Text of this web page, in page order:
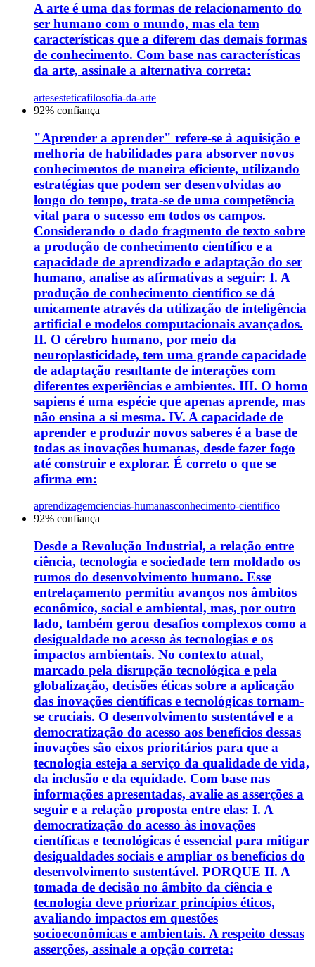
A arte é uma das formas de relacionamento do
ser humano com o mundo, mas ela tem
características que a diferem das demais formas
de conhecimento. Com base nas características
da arte, assinale a alternativa correta:
artesesteticafilosofia-da-arte
92% confiança
"Aprender a aprender" refere-se à aquisição e
melhoria de habilidades para absorver novos
conhecimentos de maneira eficiente, utilizando
estratégias que podem ser desenvolvidas ao
longo do tempo, trata-se de uma competência
vital para o sucesso em todos os campos.
Considerando o dado fragmento de texto sobre
a produção de conhecimento científico e a
capacidade de aprendizado e adaptação do ser
humano, analise as afirmativas a seguir: I. A
produção de conhecimento científico se dá
unicamente através da utilização de inteligência
artificial e modelos computacionais avançados.
II. O cérebro humano, por meio da
neuroplasticidade, tem uma grande capacidade
de adaptação resultante de interações com
diferentes experiências e ambientes. III. O homo
sapiens é uma espécie que apenas aprende, mas
não ensina a si mesma. IV. A capacidade de
aprender e produzir novos saberes é a base de
todas as inovações humanas, desde fazer fogo
até construir e explorar. É correto o que se
afirma em:
aprendizagemciencias-humanasconhecimento-cientifico
92% confiança
Desde a Revolução Industrial, a relação entre
ciência, tecnologia e sociedade tem moldado os
rumos do desenvolvimento humano. Esse
entrelaçamento permitiu avanços nos âmbitos
econômico, social e ambiental, mas, por outro
lado, também gerou desafios complexos como a
desigualdade no acesso às tecnologias e os
impactos ambientais. No contexto atual,
marcado pela disrupção tecnológica e pela
globalização, decisões éticas sobre a aplicação
das inovações científicas e tecnológicas tornam-
se cruciais. O desenvolvimento sustentável e a
democratização do acesso aos benefícios dessas
inovações são eixos prioritários para que a
tecnologia esteja a serviço da qualidade de vida,
da inclusão e da equidade. Com base nas
informações apresentadas, avalie as asserções a
seguir e a relação proposta entre elas: I. A
democratização do acesso às inovações
científicas e tecnológicas é essencial para mitigar
desigualdades sociais e ampliar os benefícios do
desenvolvimento sustentável. PORQUE II. A
tomada de decisão no âmbito da ciência e
tecnologia deve priorizar princípios éticos,
avaliando impactos em questões
socioeconômicas e ambientais. A respeito dessas
asserções, assinale a opção correta: